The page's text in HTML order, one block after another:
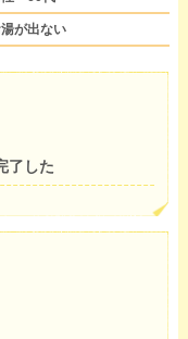
が出ない
了した